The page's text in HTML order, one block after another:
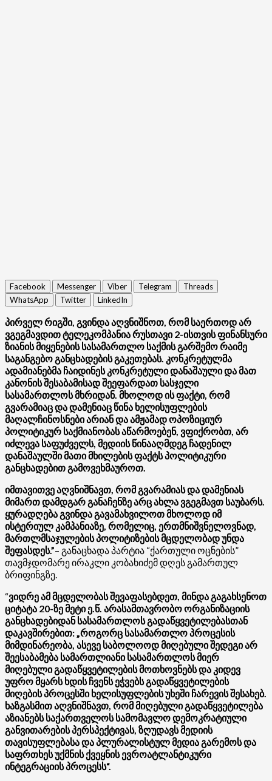
Facebook Messenger Viber Telegram
Threads
WhatsApp
Twitter LinkedIn
პირველ რიგში, გვინდა აღვნიშნოთ, რომ საერთოდ არ
ვგეგმავდით ტელეკომპანია რუსთავი 2-ისთვის ფინანსური
ზიანის მიყენების სასამართლო საქმის გარშემო რაიმე
საგანგებო განცხადების გაკეთებას. კონკრეტულმა
ადამიანებმა ჩაიდინეს კონკრეტული დანაშაული და მათ
კანონის შესაბამისად შეეფარდათ სასჯელი
სასამართლოს მხრიდან. მხოლოდ ის ფაქტი, რომ
გვარამიაც და დამენიაც წინა ხელისუფლების
მაღალჩინოსნები არიან და ამჟამად ოპოზიციურ
პოლიტიკურ საქმიანობას აწარმოებენ, ვფიქრობთ, არ
იძლევა საფუძველს, მედიის წინააღმდეგ ჩადენილ
დანაშაულში მათი მხილების ფაქტს პოლიტიკური
განცხადებით გამოვეხმაუროთ.
იმთავითვე აღვნიშნავთ, რომ გვარამიას და დამენიას
მიმართ დამდგარ განაჩენზე არც ახლა ვგეგმავთ საუბარს.
ყურადღება გვინდა გავამახვილოთ მხოლოდ იმ
ისტერიულ კამპანიაზე, რომელიც, ერთმნიშვნელოვნად,
მართლმსაჯულების პოლიტიზების მცდელობად უნდა
შეფასდეს.”– განაცხადა პარტია “ქართული ოცნების”
თავმჯდომარე ირაკლი კობახიძემ დღეს გამართულ
ბრიფინგზე.
“ვიდრე ამ მცდელობას შევაფასებდეთ, მინდა გაგახსენოთ
ციტატა 20-ზე მეტი ე.წ. არასამთავრობო ორგანიზაციის
განცხადებიდან სასამართლოს გადაწყვეტილებასთან
დაკავშირებით: „როგორც სასამართლო პროცესის
მიმდინარეობა, ასევე საბოლოოდ მიღებული შედეგი არ
შეესაბამება სამართლიანი სასამართლოს მიერ
მიღებული გადაწყვეტილების მოთხოვნებს და კიდევ
უფრო მყარს ხდის ჩვენს ეჭვებს გადაწყვეტილების
მიღების პროცესში ხელისუფლების უხეში ჩარევის შესახებ.
ხაზგასმით აღვნიშნავთ, რომ მიღებული გადაწყვეტილება
აზიანებს საქართველოს სამომავლო დემოკრატიული
განვითარების პერსპექტივას, ზღუდავს მედიის
თავისუფლებასა და პლურალისტულ მედია გარემოს და
საფრთხეს უქმნის ქვეყნის ევროატლანტიკური
ინტეგრაციის პროცესს“.